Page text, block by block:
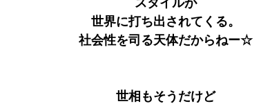
スタイルが
世界に打ち出されてくる。
社会性を司る天体だからねー☆
世相もそうだけど